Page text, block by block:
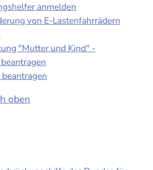
anmelden
von E-Lastenfahrrädern
"Mutter und Kind" -
oben